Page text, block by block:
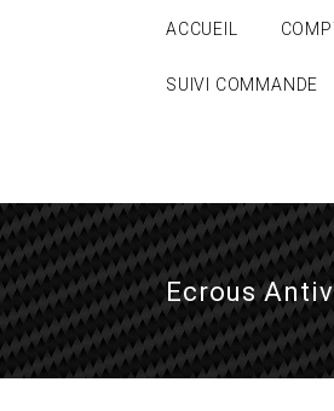
ACCUEIL
SUIVI COMMANDE
Ecrous